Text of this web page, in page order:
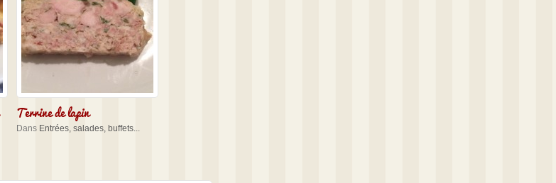
Terrine de lapin
Dans Entrées, salades, buffets...